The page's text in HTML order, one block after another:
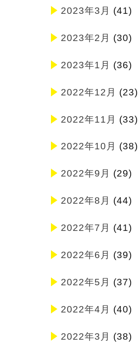
2023年3月 (41)
2023年2月 (30)
2023年1月 (36)
2022年12月 (23)
2022年11月 (33)
2022年10月 (38)
2022年9月 (29)
2022年8月 (44)
2022年7月 (41)
2022年6月 (39)
2022年5月 (37)
2022年4月 (40)
2022年3月 (38)